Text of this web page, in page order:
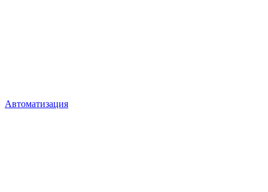
Автоматизация